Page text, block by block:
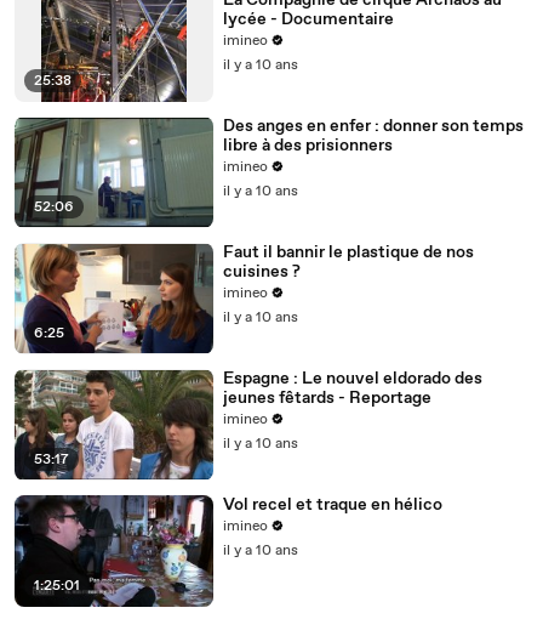
25:38
lycée - Documentaire
imineo
il y a 10 ans
52:06
Des anges en enfer : donner son temps
libre à des prisionners
imineo
il y a 10 ans
6:25
Faut il bannir le plastique de nos
cuisines ?
imineo
il y a 10 ans
53:17
Espagne : Le nouvel eldorado des
jeunes fêtards - Reportage
imineo
il y a 10 ans
1:25:01
Vol recel et traque en hélico
imineo
il y a 10 ans